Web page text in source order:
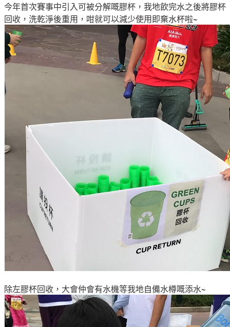
今年首次賽事中引入可被分解嘅膠杯，我地飲完水之後將膠杯
回收 ， 洗乾淨後重用，咁就可以減少使用即棄水杯啦~
除左膠杯回收 ，大會仲會有水機等我地自備水樽嘅添水~